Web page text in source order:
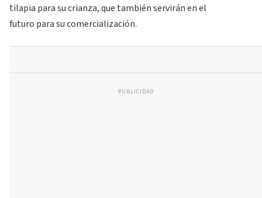
tilapia para su crianza, que también servirán en el
futuro para su comercialización.
PUBLICIDAD